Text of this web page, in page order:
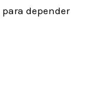
depender